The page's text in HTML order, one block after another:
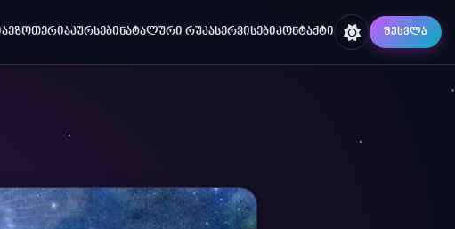
ᲔᲖᲝᲗᲔᲠᲘᲐᲙᲣᲠᲡᲔᲑᲘᲜᲐᲢᲐᲚᲣᲠᲘ ᲠᲣᲙᲐᲡᲔᲠᲕᲘᲡᲔᲑᲘᲙᲝᲜᲢᲐᲥᲢᲘ ᲨᲔᲡᲕᲚᲐ